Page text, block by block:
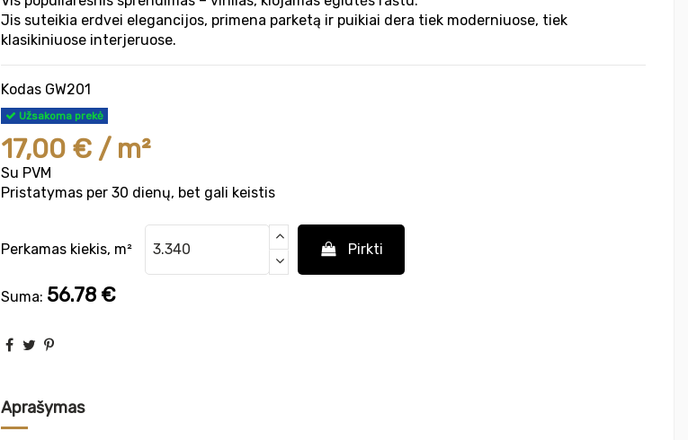
Jis suteikia erdvei elegancijos, primena parketą ir puikiai dera tiek moderniuose, tiek
klasikiniuose interjeruose.
Kodas GW201
Užsakoma prekė
17,00 € / m²
Su PVM
Pristatymas per 30 dienų, bet gali keistis
Perkamas kiekis, m² Pirkti
Suma: 56.78 €
Aprašymas